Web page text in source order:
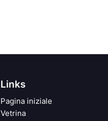
Links
Pagina iniziale
Vetrina